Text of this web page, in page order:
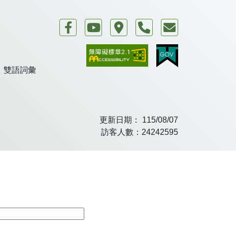
06-2998229
06-2953220
雙語詞彙
運轉台南好交通
臺南市政府交通局 新聞頻
臺南市政府永華市政
電話我要發表意
更新日期： 115/08/07
訪客人數：24242595